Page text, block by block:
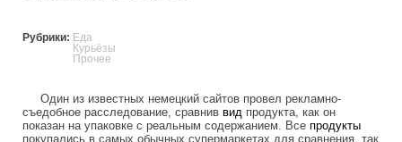
Рубрики: Еда
Курьёзы
Прочее
Один из известных немецкий сайтов провел рекламно-
съедобное расследование, сравнив вид продукта, как он
показан на упаковке с реальным содержанием. Все продукты
покупались в самых обычных супермаркетах для сравнения, так